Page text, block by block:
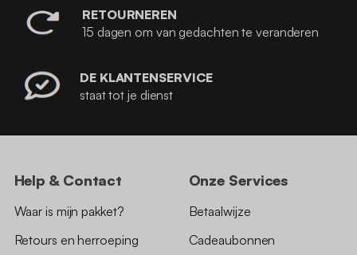
RETOURNEREN
15 dagen om van gedachten te veranderen
DE KLANTENSERVICE
staat tot je dienst
Help & Contact
Waar is mijn pakket?
Retours en herroeping
Onze Services
Betaalwijze
Cadeaubonnen